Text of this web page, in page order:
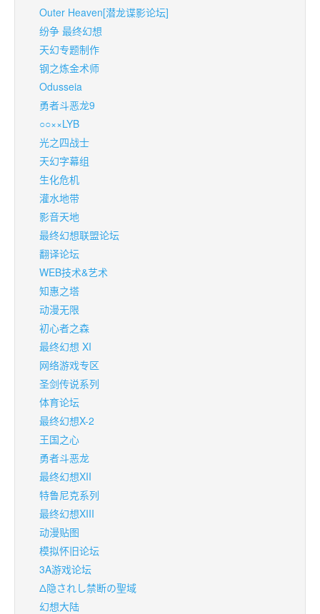
Outer Heaven[潜龙谍影论坛]
纷争 最终幻想
天幻专题制作
钢之炼金术师
Odusseia
勇者斗恶龙9
○○××LYB
光之四战士
天幻字幕组
生化危机
灌水地带
影音天地
最终幻想联盟论坛
翻译论坛
WEB技术&艺术
知惠之塔
动漫无限
初心者之森
最终幻想 XI
网络游戏专区
圣剑传说系列
体育论坛
最终幻想X-2
王国之心
勇者斗恶龙
最终幻想XII
特鲁尼克系列
最终幻想XIII
动漫贴图
模拟怀旧论坛
3A游戏论坛
Δ隐されし禁断の聖域
幻想大陆